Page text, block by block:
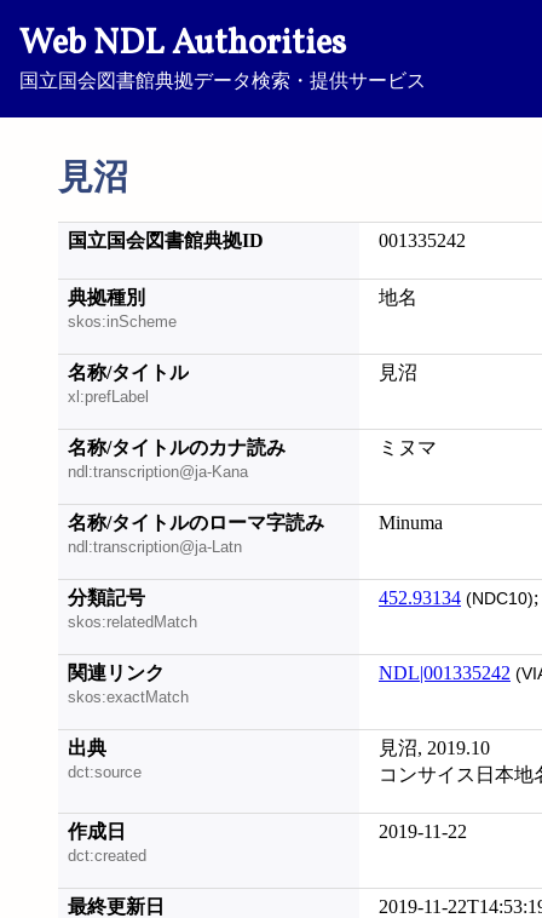
Web NDL Authorities
国立国会図書館典拠データ検索・提供サービス
見沼
国立国会図書館典拠ID 001335242
典拠種別
skos:inScheme
地名
名称/タイトル
xl:prefLabel
見沼
名称/タイトルのカナ読み
ndl:transcription@ja-Kana
ミヌマ
名称/タイトルのローマ字読み
ndl:transcription@ja-Latn
Minuma
分類記号
skos:relatedMatch
452.93134 (NDC10);
関連リンク
skos:exactMatch
NDL|001335242
出典
dct:source
見沼, 2019.10
コンサイス日本地
作成日
dct:created
2019-11-22
最終更新日 2019-11-